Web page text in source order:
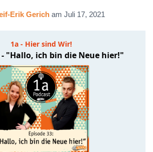
Erik Gerich am Juli 17, 2021